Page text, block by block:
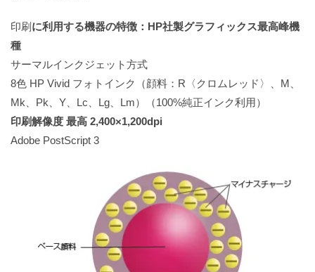
印刷 に利用する機器の特徴：HP社製グラフィックス最高峰機
種
サーマルインクジェット方式
8色 HP Vivid フォトインク（顔料：R〈クロムレッド〉、M、
Mk、Pk、Y、Lc、Lg、Lm）（100%純正インク利用）
印刷解像度 最高 2,400×1,200dpi
Adobe PostScript 3